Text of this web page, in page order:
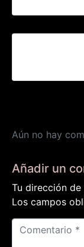
Aún no hay
Añadir un
Tu dirección
Los campos